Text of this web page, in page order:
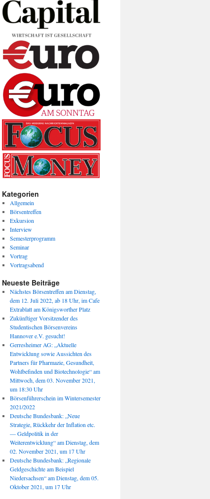
Kategorien
Allgemein
Börsentreffen
Exkursion
Interview
Semesterprogramm
Seminar
Vortrag
Vortragsabend
Neueste Beiträge
Nächstes Börsentreffen am Dienstag,
dem 12. Juli 2022, ab 18 Uhr, im Cafe
Extrablatt am Königsworther Platz
Zukünftiger Vorsitzender des
Studentischen Börsenvereins
Hannover e.V. gesucht!
Gerresheimer AG: „Aktuelle
Entwicklung sowie Aussichten des
Partners für Pharmazie, Gesundheit,
Wohlbefinden und Biotechnologie“ am
Mittwoch, dem 03. November 2021,
um 18:30 Uhr
Börsenführerschein im Wintersemester
2021/2022
Deutsche Bundesbank: „Neue
Strategie, Rückkehr der Inflation etc.
— Geldpolitik in der
Weiterentwicklung“ am Dienstag, dem
02. November 2021, um 17 Uhr
Deutsche Bundesbank: „Regionale
Geldgeschichte am Beispiel
Niedersachsen“ am Dienstag, dem 05.
Oktober 2021, um 17 Uhr